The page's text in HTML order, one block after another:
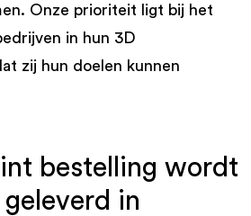
Onze prioriteit ligt bij het
in hun 3D
zij hun doelen kunnen
bestelling wordt
in